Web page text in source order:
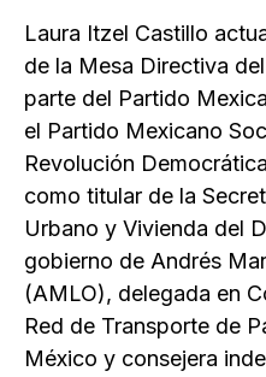
Laura Itzel Castillo
de la Mesa Directiva
parte del Partido
el Partido Mexicano
Revolución
como titular de la
Urbano y Vivienda del
gobierno de Andrés
(AMLO), delegada en
Red de Transporte de
México y consejera